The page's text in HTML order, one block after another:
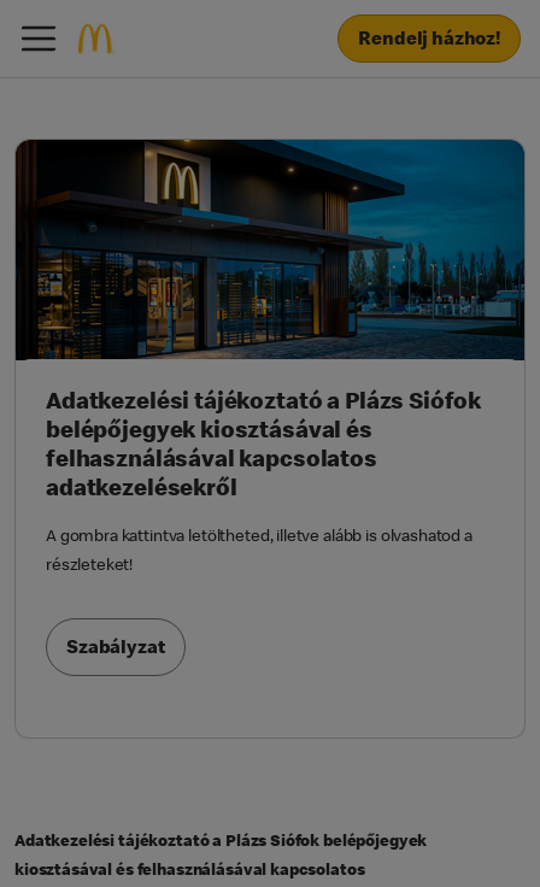
Rendelj házhoz!
Adatkezelési tájékoztató a Plázs Siófok
belépőjegyek kiosztásával és
felhasználásával kapcsolatos
adatkezelésekről
A gombra kattintva letöltheted, illetve alább is olvashatod a
részleteket!
Szabályzat
Adatkezelési tájékoztató a Plázs Siófok belépőjegyek
kiosztásával és felhasználásával kapcsolatos